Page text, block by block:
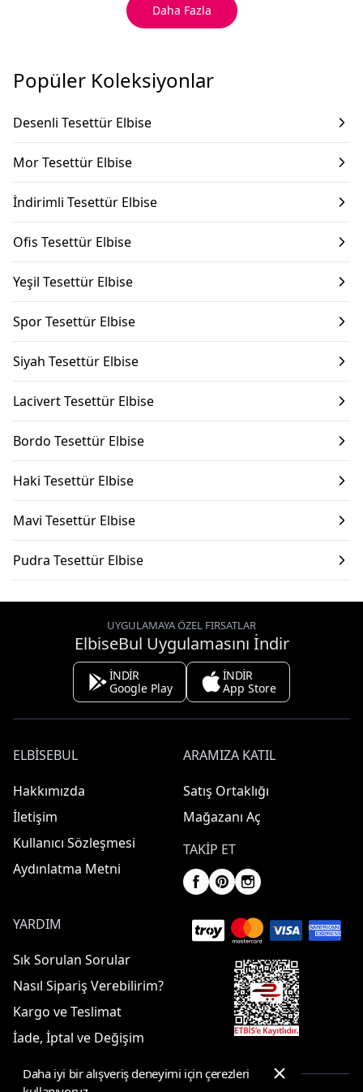
Daha Fazla
Popüler Koleksiyonlar
Desenli Tesettür Elbise
Mor Tesettür Elbise
İndirimli Tesettür Elbise
Ofis Tesettür Elbise
Yeşil Tesettür Elbise
Spor Tesettür Elbise
Siyah Tesettür Elbise
Lacivert Tesettür Elbise
Bordo Tesettür Elbise
Haki Tesettür Elbise
Mavi Tesettür Elbise
Pudra Tesettür Elbise
UYGULAMAYA ÖZEL FIRSATLAR
ElbiseBul Uygulamasını İndir
İNDİR
Google Play
İNDİR
App Store
ELBISEBUL
Hakkımızda
İletişim
Kullanıcı Sözleşmesi
Aydınlatma Metni
ARAMIZA KATIL
Satış Ortaklığı
Mağazanı Aç
TAKIP ET
YARDIM
Sık Sorulan Sorular
Nasıl Sipariş Verebilirim?
Kargo ve Teslimat
İade, İptal ve Değişim
Daha iyi bir alışveriş deneyimi için çerezleri